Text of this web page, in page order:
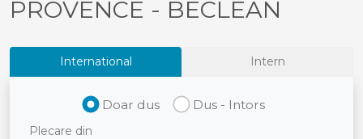
PROVENCE - BECLEAN
International Intern
Doar dus Dus - Intors
Plecare din